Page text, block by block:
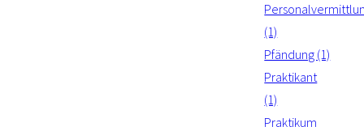
(1)
Pfändung (1)
Praktikant
(1)
Praktikum